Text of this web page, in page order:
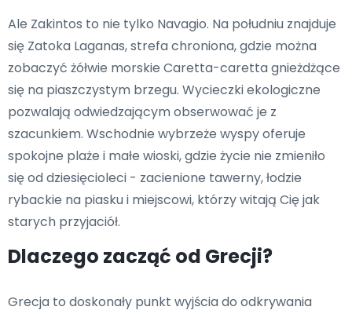
Ale Zakintos to nie tylko Navagio. Na południu znajduje
się Zatoka Laganas, strefa chroniona, gdzie można
zobaczyć żółwie morskie Caretta-caretta gnieżdżące
się na piaszczystym brzegu. Wycieczki ekologiczne
pozwalają odwiedzającym obserwować je z
szacunkiem. Wschodnie wybrzeże wyspy oferuje
spokojne plaże i małe wioski, gdzie życie nie zmieniło
się od dziesięcioleci - zacienione tawerny, łodzie
rybackie na piasku i miejscowi, którzy witają Cię jak
starych przyjaciół.
Dlaczego zacząć od Grecji?
Grecja to doskonały punkt wyjścia do odkrywania